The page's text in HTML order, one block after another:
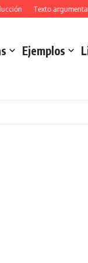
Texto
Ejemplos